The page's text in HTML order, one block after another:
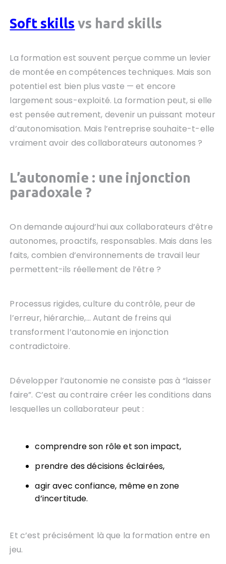
Soft skills vs hard skills
La formation est souvent perçue comme un levier
de montée en compétences techniques. Mais son
potentiel est bien plus vaste — et encore
largement sous-exploité. La formation peut, si elle
est pensée autrement, devenir un puissant moteur
d’autonomisation. Mais l’entreprise souhaite-t-elle
vraiment avoir des collaborateurs autonomes ?
L’autonomie : une injonction
paradoxale ?
On demande aujourd’hui aux collaborateurs d’être
autonomes, proactifs, responsables. Mais dans les
faits, combien d’environnements de travail leur
permettent-ils réellement de l’être ?
Processus rigides, culture du contrôle, peur de
l’erreur, hiérarchie,… Autant de freins qui
transforment l’autonomie en injonction
contradictoire.
Développer l’autonomie ne consiste pas à “laisser
faire”. C’est au contraire créer les conditions dans
lesquelles un collaborateur peut :
comprendre son rôle et son impact,
prendre des décisions éclairées,
agir avec confiance, même en zone
d’incertitude.
Et c’est précisément là que la formation entre en
jeu.